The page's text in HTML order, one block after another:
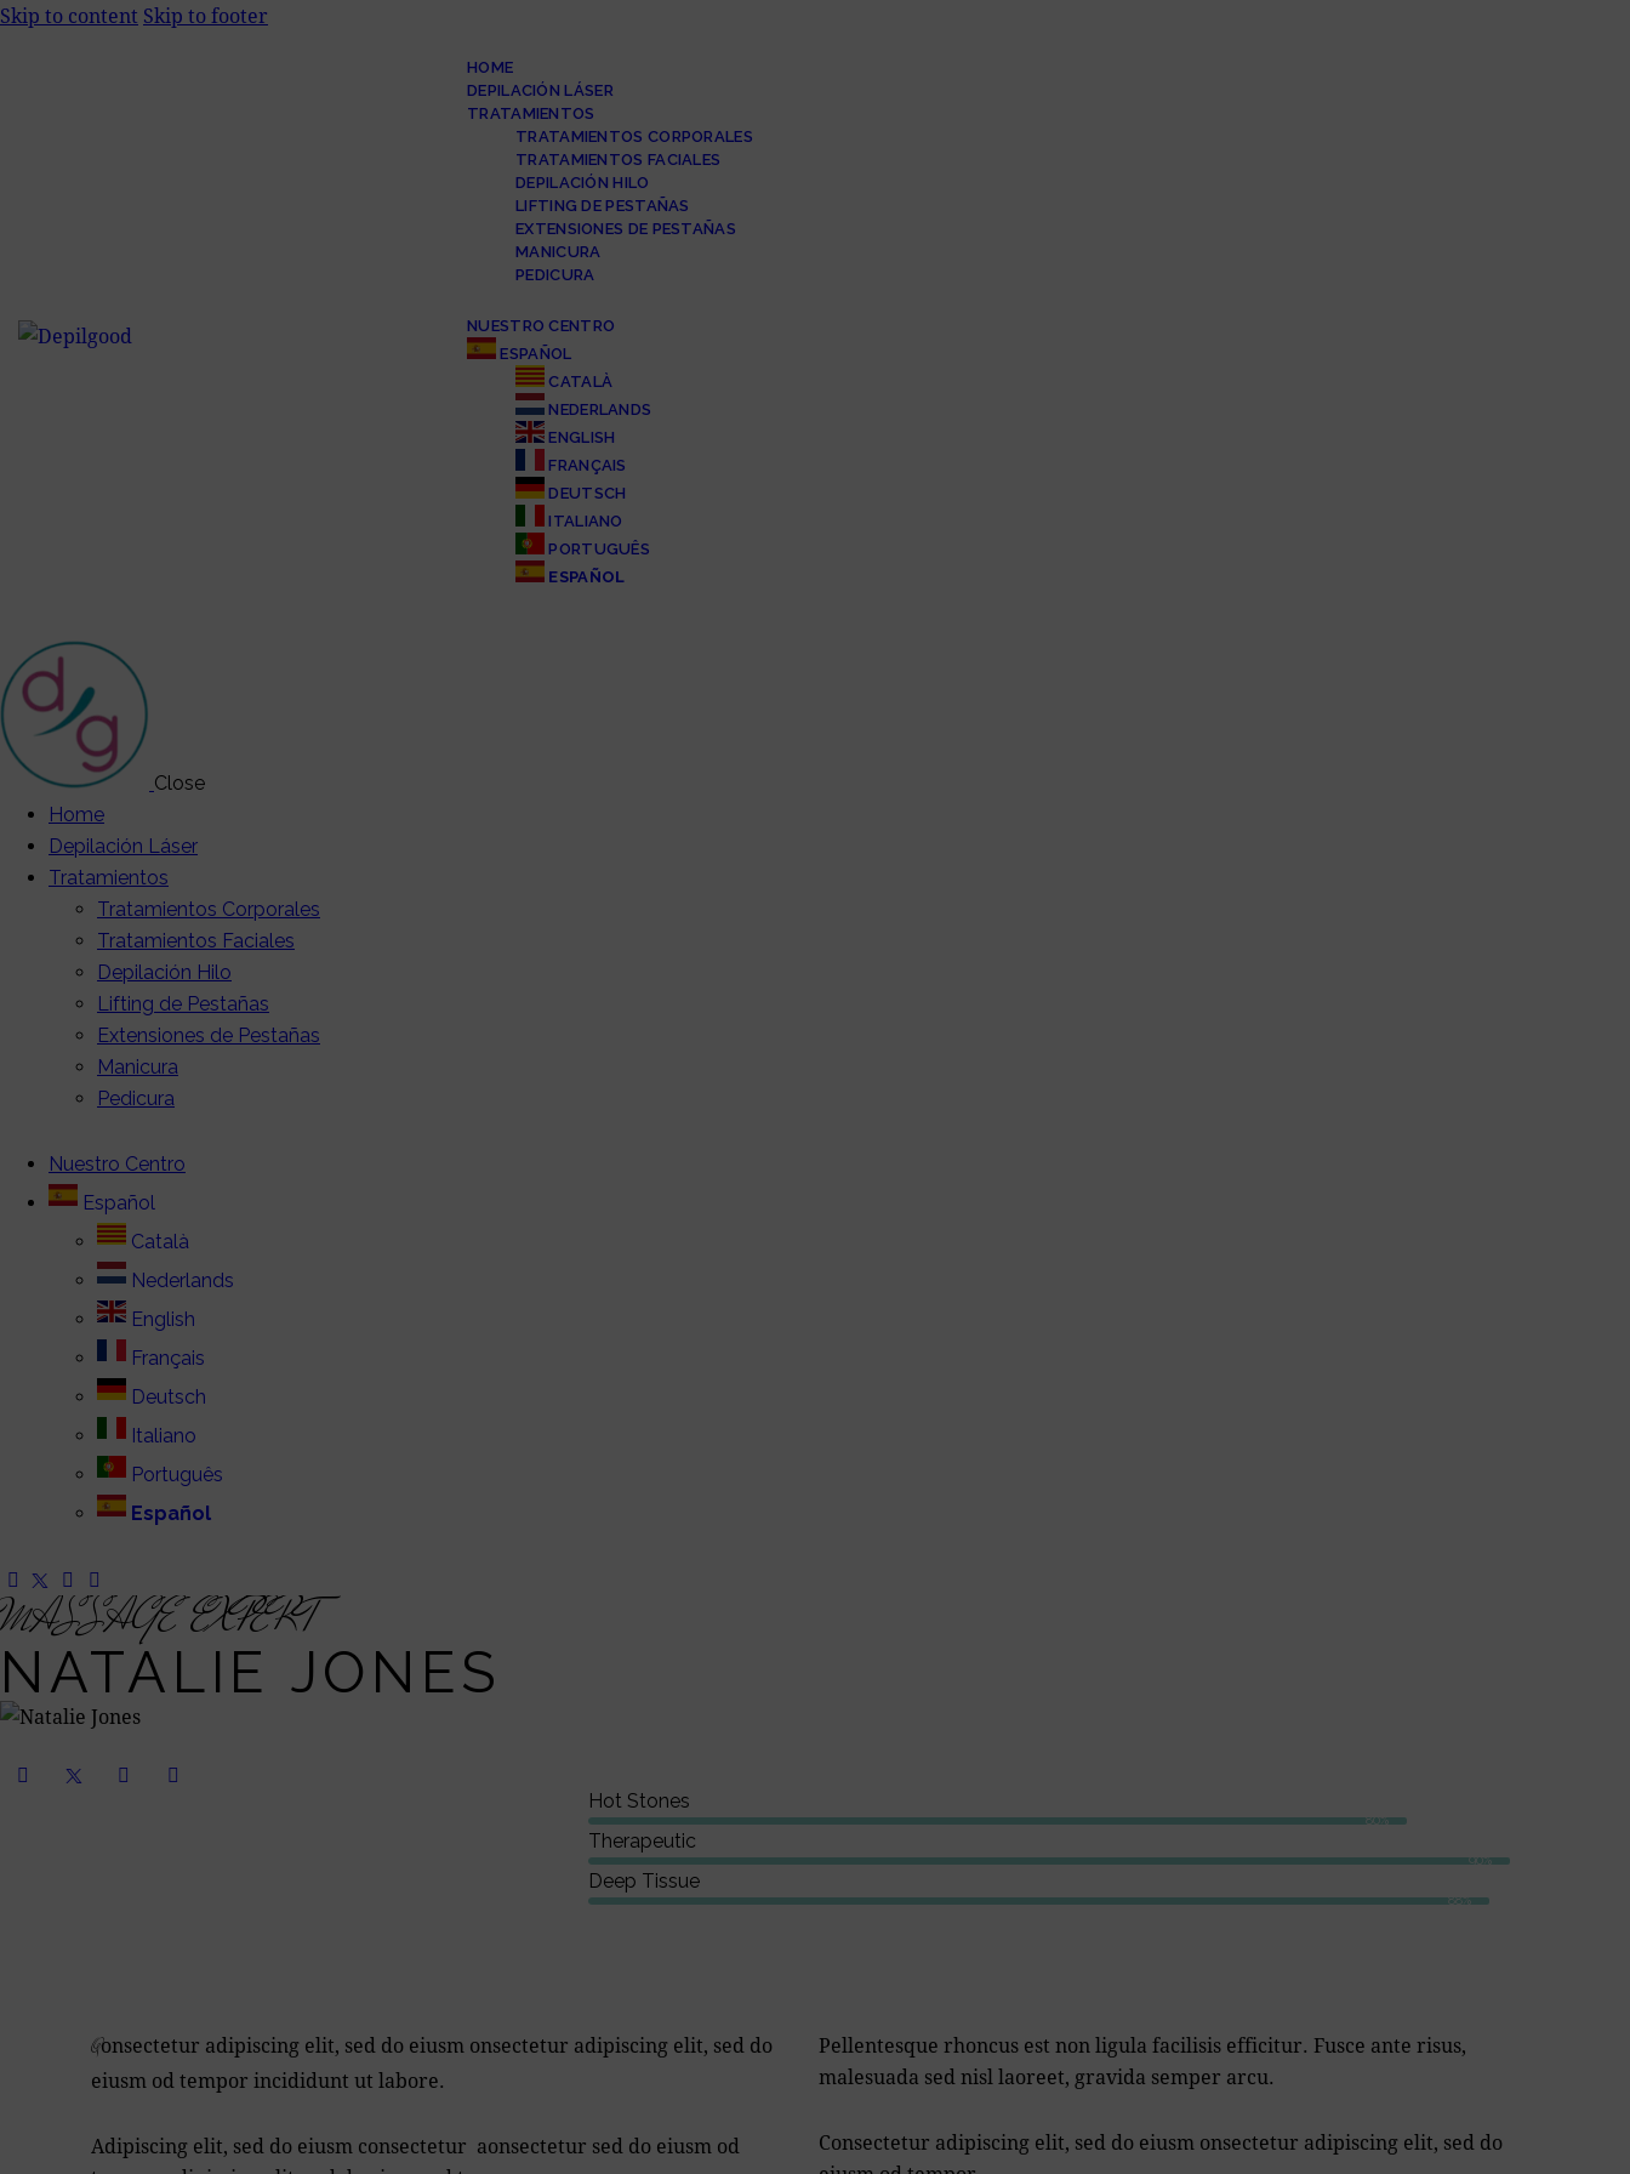
Skip to content Skip to footer
HOME
DEPILACIÓN LÁSER
TRATAMIENTOS
TRATAMIENTOS CORPORALES
TRATAMIENTOS FACIALES
DEPILACIÓN HILO
LIFTING DE PESTAÑAS
EXTENSIONES DE PESTAÑAS
MANICURA
PEDICURA
NUESTRO CENTRO
ESPAÑOL
CATALÀ
NEDERLANDS
ENGLISH
FRANÇAIS
DEUTSCH
ITALIANO
PORTUGUÊS
ESPAÑOL
Close
Home
Depilación Láser
Tratamientos
Tratamientos Corporales
Tratamientos Faciales
Depilación Hilo
Lifting de Pestañas
Extensiones de Pestañas
Manicura
Pedicura
Nuestro Centro
Español
Català
Nederlands
English
Français
Deutsch
Italiano
Português
Español
MASSAGE EXPERT
NATALIE JONES
Hot Stones
80%
Therapeutic
90%
Deep Tissue
88%
Qonsectetur adipiscing elit, sed do eiusm onsectetur adipiscing elit, sed do
eiusm od tempor incididunt ut labore.
Adipiscing elit, sed do eiusm consectetur aonsectetur sed do eiusm od
Pellentesque rhoncus est non ligula facilisis efficitur. Fusce ante risus,
malesuada sed nisl laoreet, gravida semper arcu.
Consectetur adipiscing elit, sed do eiusm onsectetur adipiscing elit, sed do